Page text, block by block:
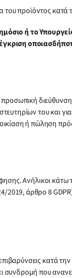
του προϊόντος
ή το
του και
ή πώληση
Ανήλικοι
2019, άρθρο 8
επιβαρύνσεις κατά
συνδρομή που